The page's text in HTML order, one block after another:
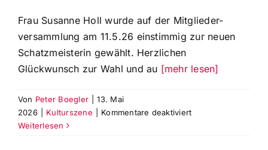
Frau Susanne Holl wurde auf der Mitglieder-
versammlung am 11.5.26 einstimmig zur neuen
Schatzmeisterin gewählt. Herzlichen
Glückwunsch zur Wahl und au [mehr lesen]
Von Peter Boegler
13. Mai
2026
Kulturszene Kommentare deaktiviertfür
Weiterlesen